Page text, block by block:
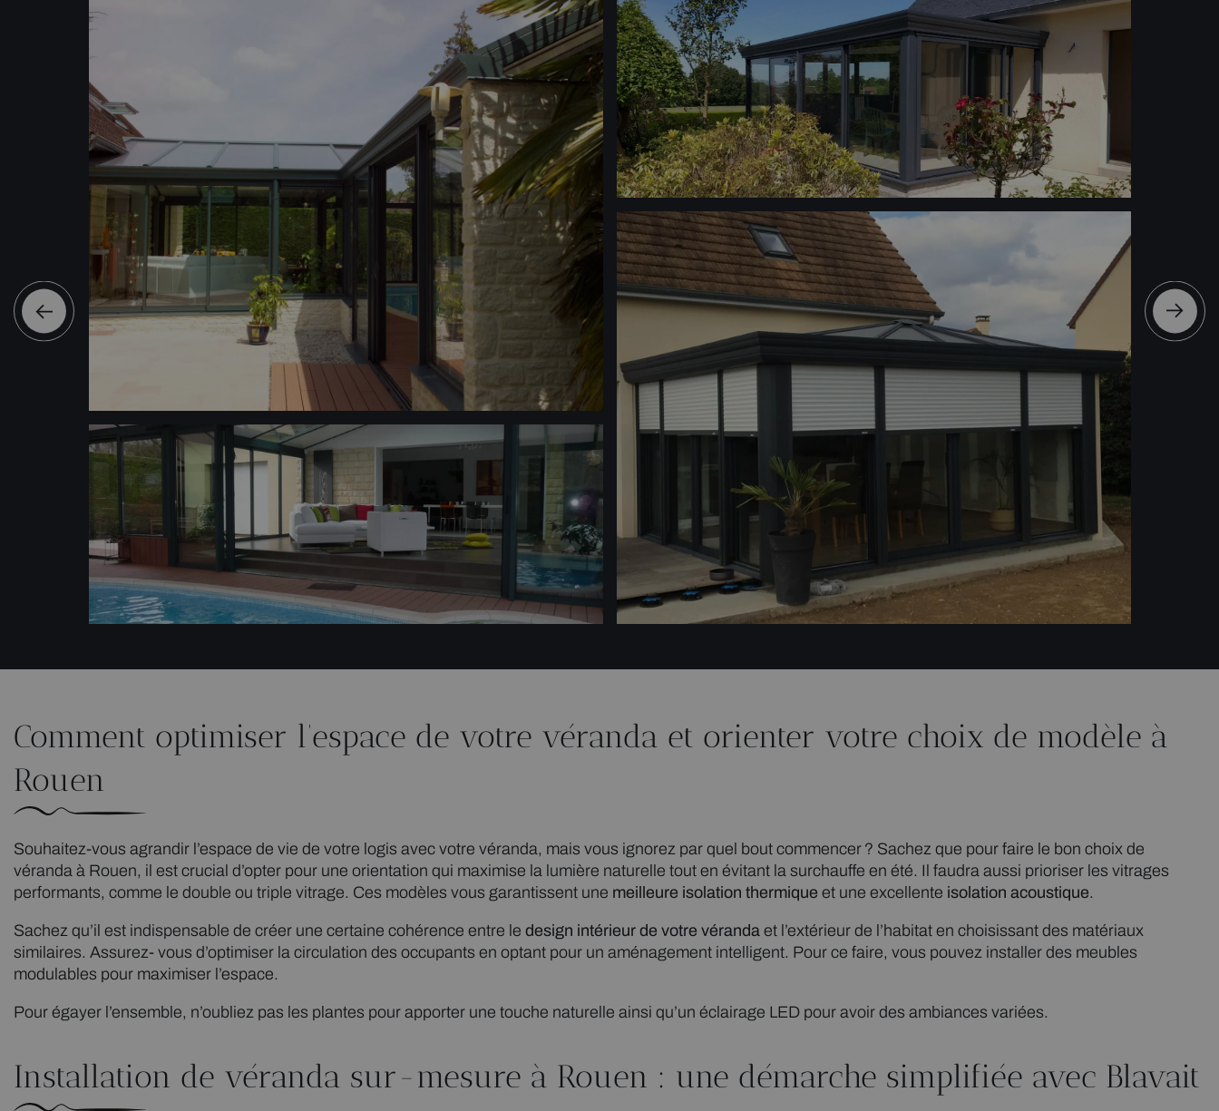
Comment optimiser l’espace de votre véranda et orienter votre choix de modèle à
Rouen
Souhaitez-vous agrandir l’espace de vie de votre logis avec votre véranda, mais vous ignorez par quel bout commencer ? Sachez que pour faire le bon choix de
véranda à Rouen, il est crucial d’opter pour une orientation qui maximise la lumière naturelle tout en évitant la surchauffe en été. Il faudra aussi prioriser les vitrages
performants, comme le double ou triple vitrage. Ces modèles vous garantissent une meilleure isolation thermique et une excellente isolation acoustique.
Sachez qu’il est indispensable de créer une certaine cohérence entre le design intérieur de votre véranda et l’extérieur de l’habitat en choisissant des matériaux
similaires. Assurez- vous d’optimiser la circulation des occupants en optant pour un aménagement intelligent. Pour ce faire, vous pouvez installer des meubles
modulables pour maximiser l’espace.
Pour égayer l’ensemble, n’oubliez pas les plantes pour apporter une touche naturelle ainsi qu’un éclairage LED pour avoir des ambiances variées.
Installation de véranda sur-mesure à Rouen : une démarche simplifiée avec Blavait